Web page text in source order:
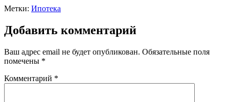
Метки: Ипотека
Добавить комментарий
Ваш адрес email не будет опубликован. Обязательные поля
помечены *
Комментарий *